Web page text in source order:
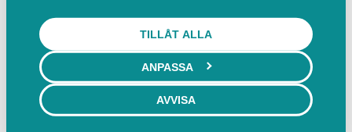
TILLÅT ALLA
ANPASSA
AVVISA